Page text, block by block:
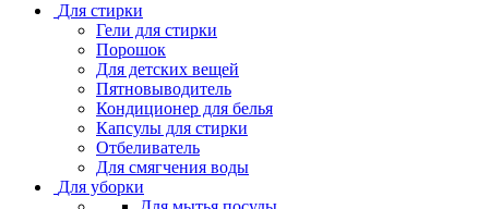
Для стирки
Гели для стирки
Порошок
Для детских вещей
Пятновыводитель
Кондиционер для белья
Капсулы для стирки
Отбеливатель
Для смягчения воды
Для уборки